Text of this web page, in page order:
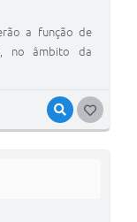
VISUALIZAR
a função de
no âmbito da